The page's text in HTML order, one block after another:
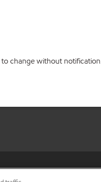
change without